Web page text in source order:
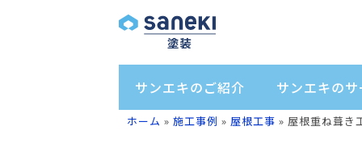
サンエキのご紹介 サンエキの
ホーム » 施工事例 » 屋根工事 » 屋根重ね葺き